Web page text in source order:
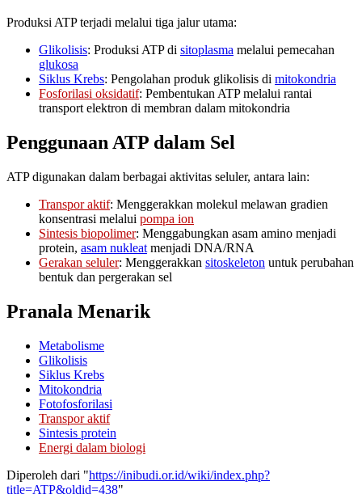
Produksi ATP terjadi melalui tiga jalur utama:
Glikolisis: Produksi ATP di sitoplasma melalui pemecahan
glukosa
Siklus Krebs: Pengolahan produk glikolisis di mitokondria
Fosforilasi oksidatif: Pembentukan ATP melalui rantai
transport elektron di membran dalam mitokondria
Penggunaan ATP dalam Sel
ATP digunakan dalam berbagai aktivitas seluler, antara lain:
Transpor aktif: Menggerakkan molekul melawan gradien
konsentrasi melalui pompa ion
Sintesis biopolimer: Menggabungkan asam amino menjadi
protein, asam nukleat menjadi DNA/RNA
Gerakan seluler: Menggerakkan sitoskeleton untuk perubahan
bentuk dan pergerakan sel
Pranala Menarik
Metabolisme
Glikolisis
Siklus Krebs
Mitokondria
Fotofosforilasi
Transpor aktif
Sintesis protein
Energi dalam biologi
Diperoleh dari "https://inibudi.or.id/wiki/index.php?
title=ATP&oldid=438"